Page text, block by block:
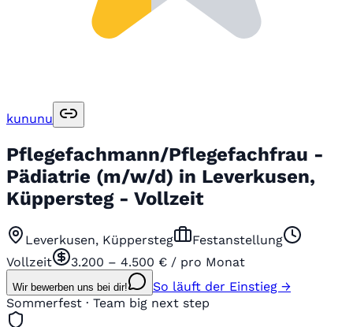
kununu
Pflegefachmann/Pflegefachfrau -
Pädiatrie (m/w/d) in Leverkusen,
Küppersteg - Vollzeit
Leverkusen, Küppersteg
Festanstellung
Vollzeit
3.200 – 4.500 € / pro Monat
Wir bewerben uns bei dir!
So läuft der Einstieg →
Sommerfest · Team big next step